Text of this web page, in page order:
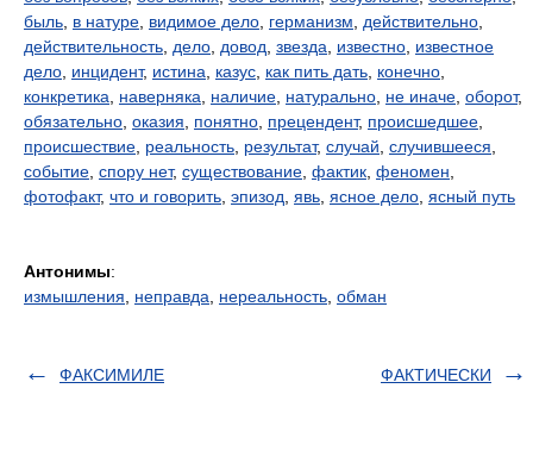
быль в натуре видимое дело германизм действительно
действительность дело довод звезда известно известное
дело инцидент, истина казус как пить дать конечно
конкретика
наверняка наличие натурально не иначе оборот,
обязательно оказия понятно прецендент, происшедшее
происшествие реальность результат, случай случившееся
событие спору нет, существование фактик феномен
фотофакт, что и говорить эпизод явь ясное дело ясный путь
Антонимы:
измышления
неправда нереальность обман
ФАКСИМИЛЕ ФАКТИЧЕСКИ